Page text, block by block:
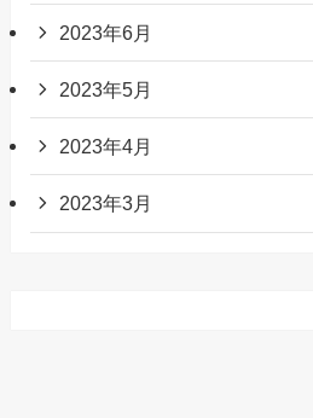
2023年6月
2023年5月
2023年4月
2023年3月